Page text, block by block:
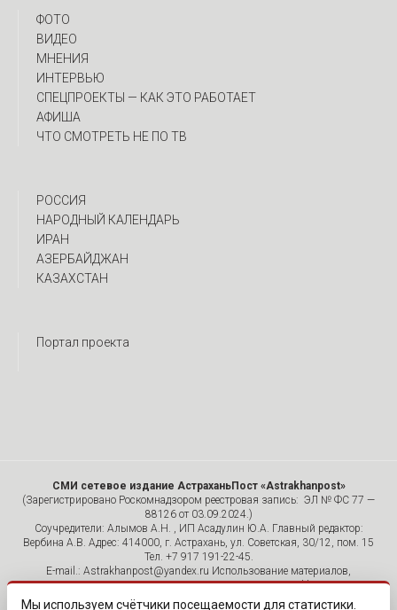
ФОТО
ВИДЕО
МНЕНИЯ
ИНТЕРВЬЮ
CПЕЦПРОЕКТЫ — КАК ЭТО РАБОТАЕТ
АФИША
ЧТО СМОТРЕТЬ НЕ ПО ТВ
РОССИЯ
НАРОДНЫЙ КАЛЕНДАРЬ
ИРАН
АЗЕРБАЙДЖАН
КАЗАХСТАН
Портал проекта
СМИ сетевое издание АстраханьПост «Astrakhanpost»
(Зарегистрировано Роскомнадзором реестровая запись: ЭЛ № ФС 77 —
88126 от 03.09.2024.)
Соучредители: Алымов А.Н. , ИП Асадулин Ю.А. Главный редактор:
Вербина А.В. Адрес: 414000, г. Астрахань, ул. Советская, 30/12, пом. 15
Тел. +7 917 191-22-45.
E-mail.: Astrakhanpost@yandex.ru Использование материалов,
размещенных на страницах сетевого издания «Astrakhanpost»,
допускается исключительно с указанием источника и публикацией
Мы используем счётчики посещаемости для статистики.